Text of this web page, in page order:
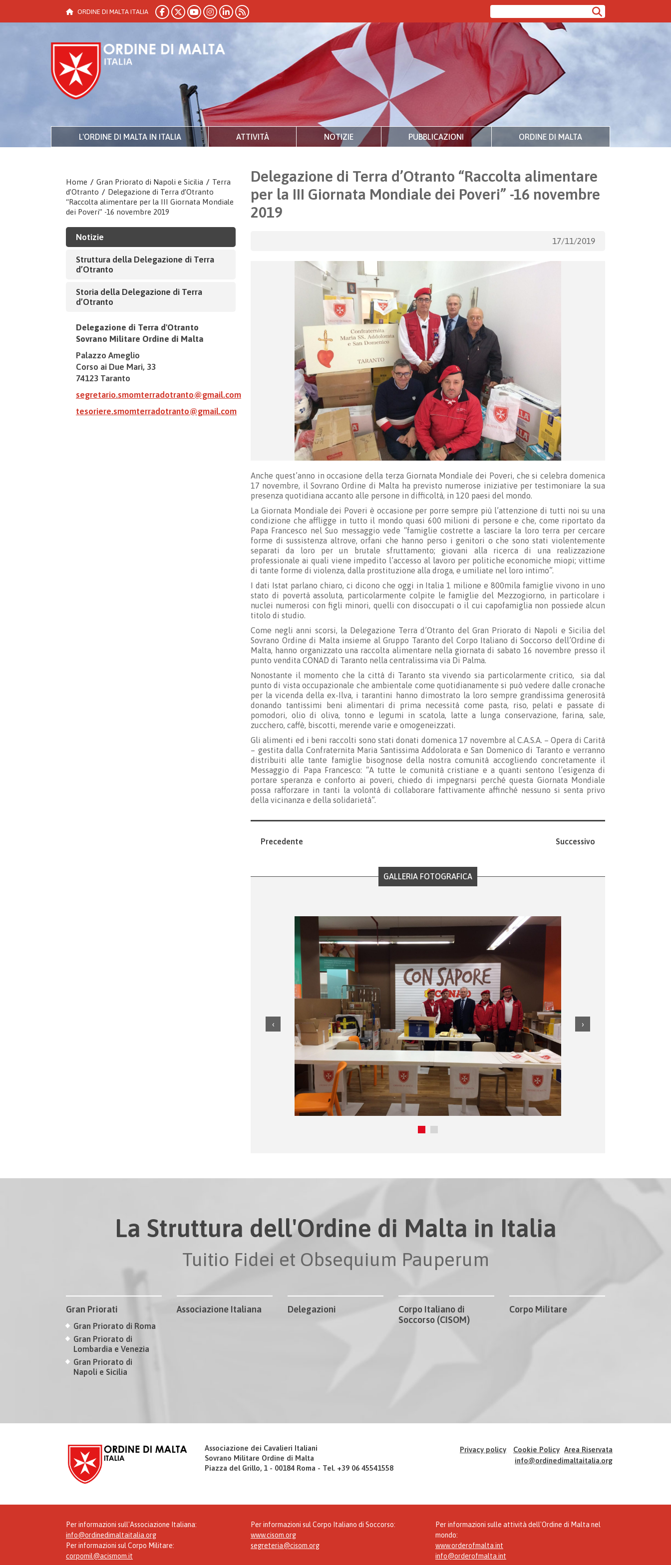
ORDINE DI MALTA ITALIA
L'ORDINE DI MALTA IN ITALIA ATTIVITÀ NOTIZIE PUBBLICAZIONI ORDINE DI MALTA
Home / Gran Priorato di Napoli e Sicilia / Terra
d’Otranto / Delegazione di Terra d’Otranto
“Raccolta alimentare per la III Giornata Mondiale
dei Poveri” -16 novembre 2019
Notizie
Struttura della Delegazione di Terra
d’Otranto
Storia della Delegazione di Terra
d’Otranto
Delegazione di Terra d'Otranto
Sovrano Militare Ordine di Malta
Palazzo Ameglio
Corso ai Due Mari, 33
74123 Taranto
segretario.smomterradotranto@gmail.com
tesoriere.smomterradotranto@gmail.com
Delegazione di Terra d’Otranto “Raccolta alimentare
per la III Giornata Mondiale dei Poveri” -16 novembre
2019
17/11/2019
Anche quest’anno in occasione della terza Giornata Mondiale dei Poveri, che si celebra domenica
17 novembre, il Sovrano Ordine di Malta ha previsto numerose iniziative per testimoniare la sua
presenza quotidiana accanto alle persone in difficoltà, in 120 paesi del mondo.
La Giornata Mondiale dei Poveri è occasione per porre sempre più l’attenzione di tutti noi su una
condizione che affligge in tutto il mondo quasi 600 milioni di persone e che, come riportato da
Papa Francesco nel Suo messaggio vede “famiglie costrette a lasciare la loro terra per cercare
forme di sussistenza altrove, orfani che hanno perso i genitori o che sono stati violentemente
separati da loro per un brutale sfruttamento; giovani alla ricerca di una realizzazione
professionale ai quali viene impedito l’accesso al lavoro per politiche economiche miopi; vittime
di tante forme di violenza, dalla prostituzione alla droga, e umiliate nel loro intimo”.
I dati Istat parlano chiaro, ci dicono che oggi in Italia 1 milione e 800mila famiglie vivono in uno
stato di povertà assoluta, particolarmente colpite le famiglie del Mezzogiorno, in particolare i
nuclei numerosi con figli minori, quelli con disoccupati o il cui capofamiglia non possiede alcun
titolo di studio.
Come negli anni scorsi, la Delegazione Terra d’Otranto del Gran Priorato di Napoli e Sicilia del
Sovrano Ordine di Malta insieme al Gruppo Taranto del Corpo Italiano di Soccorso dell’Ordine di
Malta, hanno organizzato una raccolta alimentare nella giornata di sabato 16 novembre presso il
punto vendita CONAD di Taranto nella centralissima via Di Palma.
Nonostante il momento che la città di Taranto sta vivendo sia particolarmente critico, sia dal
punto di vista occupazionale che ambientale come quotidianamente si può vedere dalle cronache
per la vicenda della ex-Ilva, i tarantini hanno dimostrato la loro sempre grandissima generosità
donando tantissimi beni alimentari di prima necessità come pasta, riso, pelati e passate di
pomodori, olio di oliva, tonno e legumi in scatola, latte a lunga conservazione, farina, sale,
zucchero, caffè, biscotti, merende varie e omogeneizzati.
Gli alimenti ed i beni raccolti sono stati donati domenica 17 novembre al C.A.S.A. – Opera di Carità
– gestita dalla Confraternita Maria Santissima Addolorata e San Domenico di Taranto e verranno
distribuiti alle tante famiglie bisognose della nostra comunità accogliendo concretamente il
Messaggio di Papa Francesco: “A tutte le comunità cristiane e a quanti sentono l’esigenza di
portare speranza e conforto ai poveri, chiedo di impegnarsi perché questa Giornata Mondiale
possa rafforzare in tanti la volontà di collaborare fattivamente affinché nessuno si senta privo
della vicinanza e della solidarietà”.
Precedente Successivo
GALLERIA FOTOGRAFICA
La Struttura dell'Ordine di Malta in Italia
Tuitio Fidei et Obsequium Pauperum
Gran Priorati
Gran Priorato di Roma
Gran Priorato di
Lombardia e Venezia
Gran Priorato di
Napoli e Sicilia
Associazione Italiana Delegazioni
Corpo Italiano di
Soccorso (CISOM)
Corpo Militare
Associazione dei Cavalieri Italiani
Sovrano Militare Ordine di Malta
Piazza del Grillo, 1 - 00184 Roma - Tel. +39 06 45541558
Privacy policy Cookie Policy Area Riservata
info@ordinedimaltaitalia.org
Per informazioni sull'Associazione Italiana:
info@ordinedimaltaitalia.org
Per informazioni sul Corpo Militare:
corpomil@acismom.it
Per informazioni sul Corpo Italiano di Soccorso:
www.cisom.org
segreteria@cisom.org
Per informazioni sulle attività dell'Ordine di Malta nel
mondo:
www.orderofmalta.int
info@orderofmalta.int